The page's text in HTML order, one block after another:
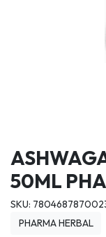
50ML
SKU:
PHARMA HERBAL